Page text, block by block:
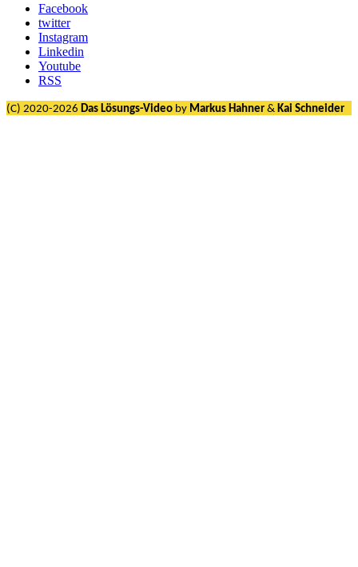
Facebook
twitter
Instagram
Linkedin
Youtube
RSS
(C) 2020-2026 Das Lösungs-Video by Markus Hahner & Kai Schneider